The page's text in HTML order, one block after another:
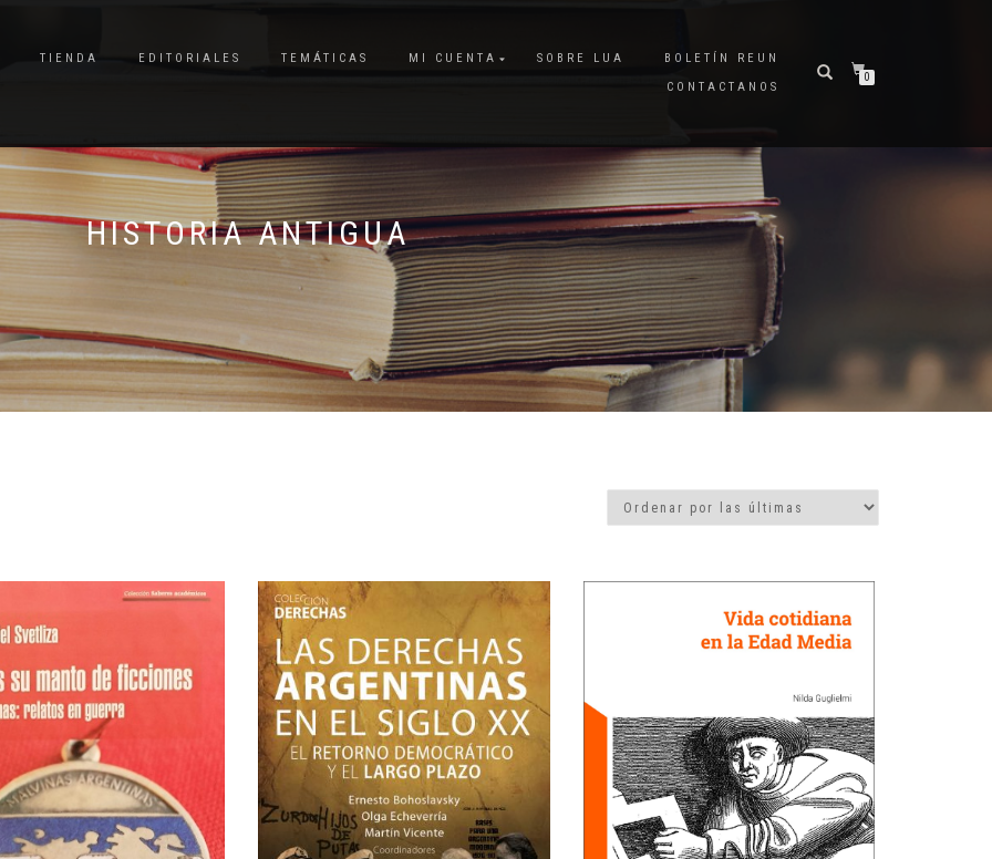
TIENDA EDITORIALES TEMÁTICAS MI CUENTA SOBRE LUA
BOLETÍN REUN
CONTACTANOS
0
HISTORIA ANTIGUA